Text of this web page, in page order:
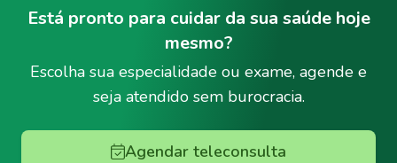
Está pronto para cuidar da sua saúde hoje
mesmo?
Escolha sua especialidade ou exame, agende e
seja atendido sem burocracia.
Agendar teleconsulta